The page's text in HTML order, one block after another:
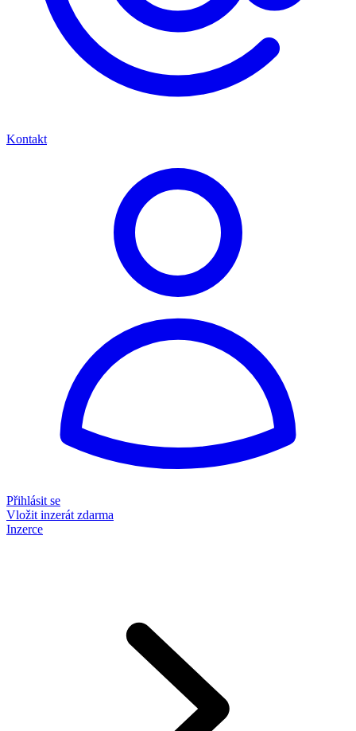
Kontakt
Přihlásit se
Vložit inzerát zdarma
Inzerce